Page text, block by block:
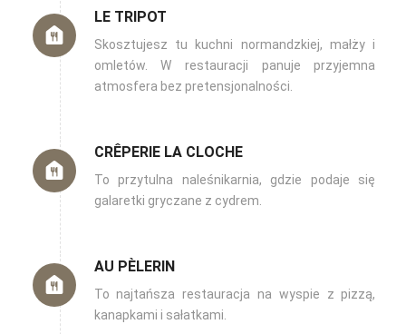
LE TRIPOT
Skosztujesz tu kuchni normandzkiej, małży i
omletów. W restauracji panuje przyjemna
atmosfera bez pretensjonalności.
CRÊPERIE LA CLOCHE
To przytulna naleśnikarnia, gdzie podaje się
galaretki gryczane z cydrem.
AU PÈLERIN
To najtańsza restauracja na wyspie z pizzą,
kanapkami i sałatkami.